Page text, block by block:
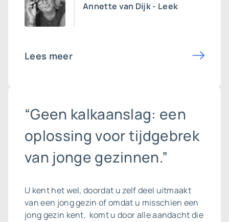
Annette van Dijk - Leek
Lees meer
“Geen kalkaanslag: een
oplossing voor tijdgebrek
van jonge gezinnen.”
U kent het wel, doordat u zelf deel uitmaakt
van een jong gezin of omdat u misschien een
jong gezin kent, komt u door alle aandacht die